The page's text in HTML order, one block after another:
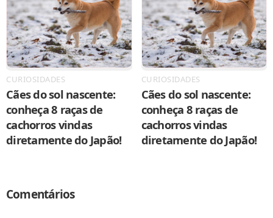
CURIOSIDADES
Cães do sol nascente:
conheça 8 raças de
cachorros vindas
diretamente do Japão!
CURIOSIDADES
Cães do sol nascente:
conheça 8 raças de
cachorros vindas
diretamente do Japão!
Comentários